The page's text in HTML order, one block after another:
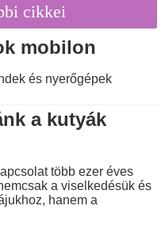
cikkei
mobilon
és nyerőgépek
a kutyák
több ezer éves
a viselkedésük és
hanem a